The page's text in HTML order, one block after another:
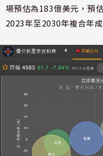
場預估為183億美元，預
2023年至2030年複合年